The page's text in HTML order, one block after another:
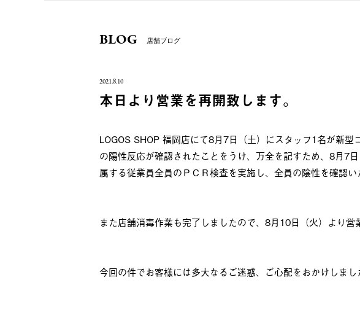
BLOG 店舗ブログ
2021.8.10
本日より営業を再開致します。
LOGOS SHOP 福岡店にて8月7日（土）にスタッフ1名が新型
の陽性反応が確認されたことをうけ、万全を記すため、8月7
属する従業員全員のＰＣＲ検査を実施し、全員の陰性を確認い
また店舗消毒作業も完了しましたので、8月10日（火）より営
今回の件でお客様には多大なるご迷惑、ご心配をおかけしまし